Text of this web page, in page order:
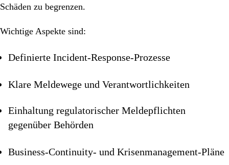
Schäden zu begrenzen.
Wichtige Aspekte sind:
Definierte Incident-Response-Prozesse
Klare Meldewege und Verantwortlichkeiten
Einhaltung regulatorischer Meldepflichten
gegenüber Behörden
Business-Continuity- und Krisenmanagement-Pläne